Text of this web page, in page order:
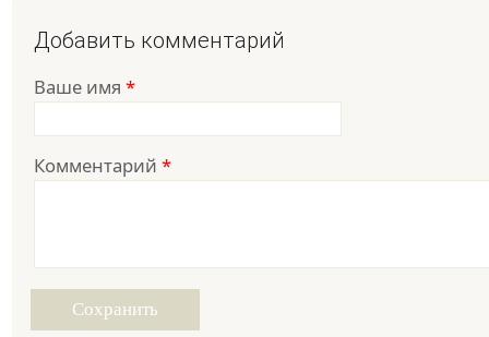
Добавить комментарий
Ваше имя *
Комментарий *